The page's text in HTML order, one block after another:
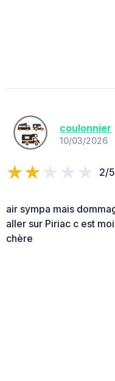
coulonnier
10/03/2026
2/5
air sympa mais
aller sur Piriac c est
chère